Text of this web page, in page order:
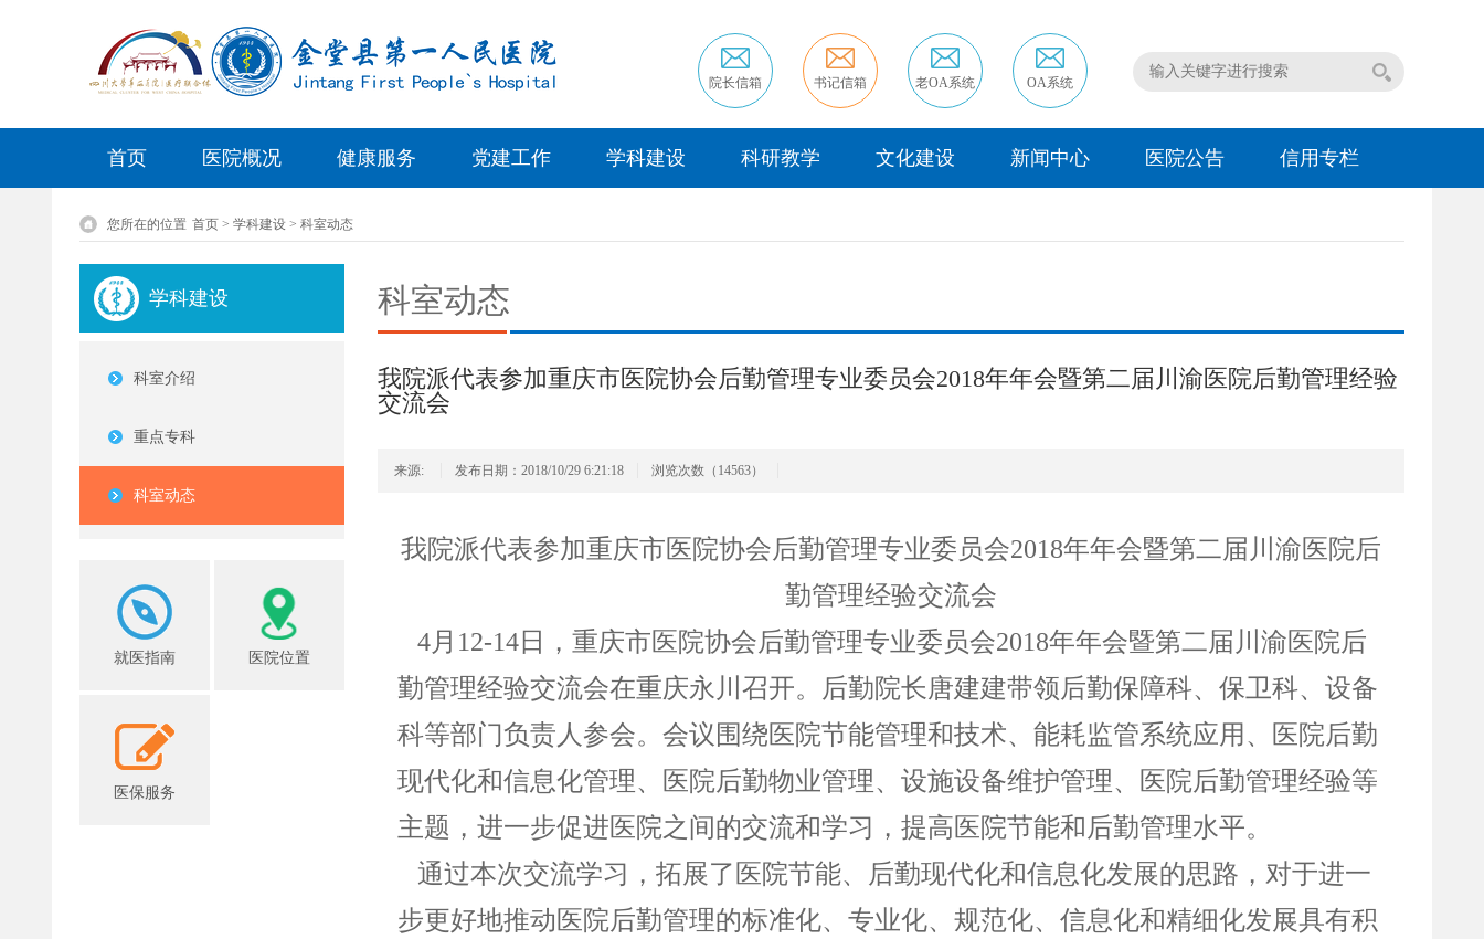
院长信箱 书记信箱 老OA系统 OA系统
首页 医院概况 健康服务 党建工作 学科建设 科研教学 文化建设 新闻中心 医院公告 信用专栏
您所在的位置 首页 > 学科建设 > 科室动态
学科建设
科室介绍
重点专科
科室动态
就医指南 医院位置
医保服务
科室动态
我院派代表参加重庆市医院协会后勤管理专业委员会2018年年会暨第二届川渝医院后勤管理经验
交流会
来源: 发布日期：2018/10/29 6:21:18 浏览次数（14563）
我院派代表参加重庆市医院协会后勤管理专业委员会2018年年会暨第二届川渝医院后
勤管理经验交流会
4月12-14日，重庆市医院协会后勤管理专业委员会2018年年会暨第二届川渝医院后
勤管理经验交流会在重庆永川召开。后勤院长唐建建带领后勤保障科、保卫科、设备
科等部门负责人参会。会议围绕医院节能管理和技术、能耗监管系统应用、医院后勤
现代化和信息化管理、医院后勤物业管理、设施设备维护管理、医院后勤管理经验等
主题，进一步促进医院之间的交流和学习，提高医院节能和后勤管理水平。
通过本次交流学习，拓展了医院节能、后勤现代化和信息化发展的思路，对于进一
步更好地推动医院后勤管理的标准化、专业化、规范化、信息化和精细化发展具有积